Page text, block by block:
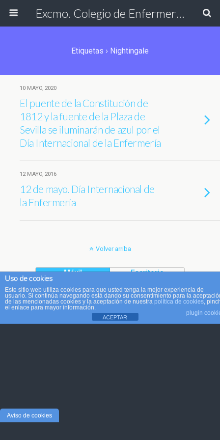
Excmo. Colegio de Enfermería de Cádiz
Etiquetas › Nightingale
10 MAYO, 2020
El puente de la Constitución de
1812 y la fuente de la Plaza de
Sevilla se iluminarán de azul por el
Día Internacional de la Enfermería
12 MAYO, 2016
12 de mayo. Día Internacional de
la Enfermería
Volver arriba
Móvil Escritorio
Uso de cookies
Este sitio web utiliza cookies para que usted tenga la mejor experiencia de
usuario. Si continúa navegando está dando su consentimiento para la
de las mencionadas cookies y la aceptación de nuestra política de cookies,
el enlace para mayor información.
plugin
ACEPTAR
Aviso de cookies